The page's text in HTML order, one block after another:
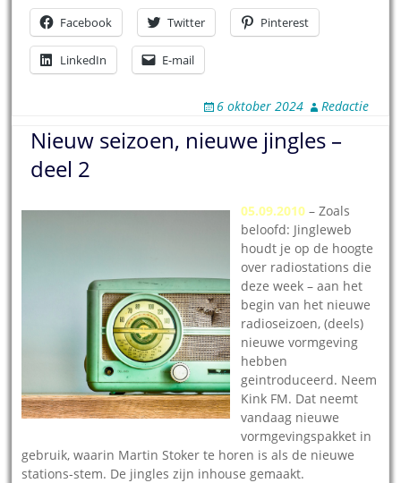
Facebook Twitter Pinterest
LinkedIn E-mail
6 oktober 2024 Redactie
Nieuw seizoen, nieuwe jingles –
deel 2
05.09.2010 – Zoals
beloofd: Jingleweb
houdt je op de hoogte
over radiostations die
deze week – aan het
begin van het nieuwe
radioseizoen, (deels)
nieuwe vormgeving
hebben
geintroduceerd. Neem
Kink FM. Dat neemt
vandaag nieuwe
vormgevingspakket in
gebruik, waarin Martin Stoker te horen is als de nieuwe
stations-stem. De jingles zijn inhouse gemaakt.